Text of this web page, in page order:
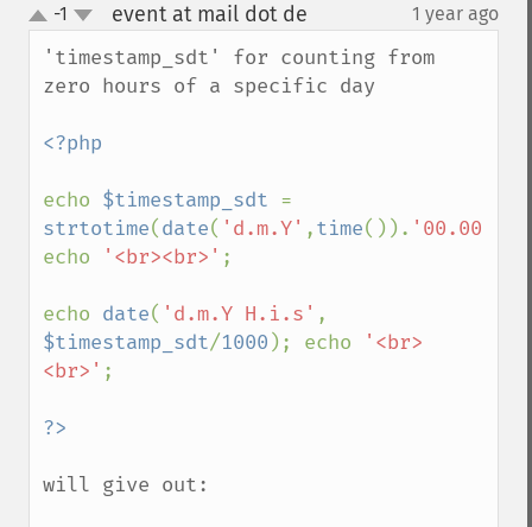
up
down
-1 event at mail dot de 1 year ago
'timestamp_sdt' for counting from
zero hours of a specific day
<?php
echo $timestamp_sdt
strtotime(date( 'd.m.Y' ,time()). '00.00.00'
echo
'<br><br>' ;
echo date( 'd.m.Y H.i.s'
$timestamp_sdt/1000 ); echo
'<br>
<br>' ;
will give out: